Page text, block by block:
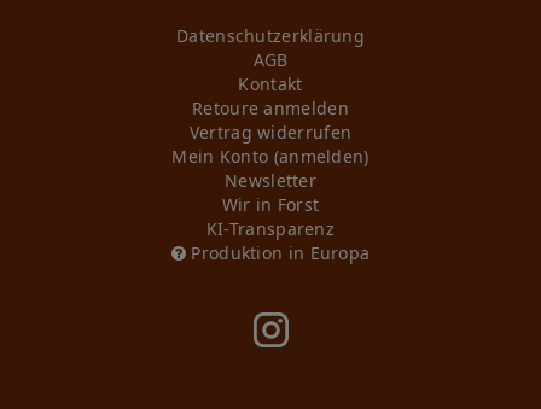
Daten­schutz­erklärung
AGB
Kontakt
Retoure anmelden
Vertrag widerrufen
Mein Konto (anmelden)
Newsletter
Wir in Forst
KI-Transparenz
Produktion in Europa